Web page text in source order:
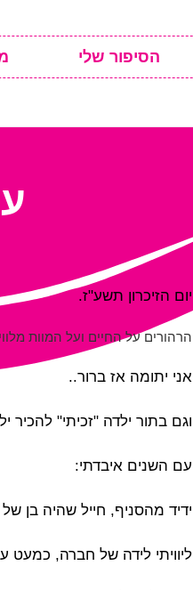
הסיפור שלי
יום הזיכרון תשע"ז.
הרהורים על החיים ועל המוות
אני יתומה אז ברור..
וגם בתור ילדה "זכיתי"
עם השנים איבדתי:
ידיד מהסניף, חייל שהיה בן
ליוויתי לידה של חברה, כמעט